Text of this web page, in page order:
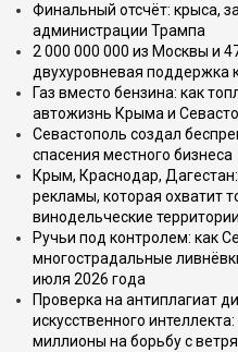
Финальный отсчёт: крыса,
администрации Трампа
2 000 000 000 из Москвы и
двухуровневая поддержка
Газ вместо бензина: как
автожизнь Крыма и
Севастополь создал
спасения местного бизнеса
Крым, Краснодар,
рекламы, которая охватит
винодельческие территории
Ручьи под контролем: как
многострадальные
июля 2026 года
Проверка на антиплагиат
искусственного
миллионы на борьбу с